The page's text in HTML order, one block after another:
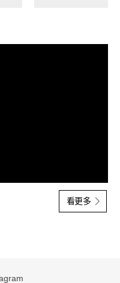
看更多影音紀